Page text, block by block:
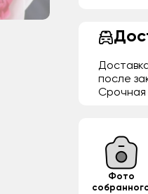
после
Срочная
Фото